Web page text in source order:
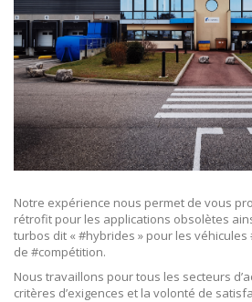
Notre expérience nous permet de vous
rétrofit pour les applications obsolètes
turbos dit « #hybrides » pour les
de #compétition.
Nous travaillons pour tous les secteurs
critères d’exigences et la volonté de